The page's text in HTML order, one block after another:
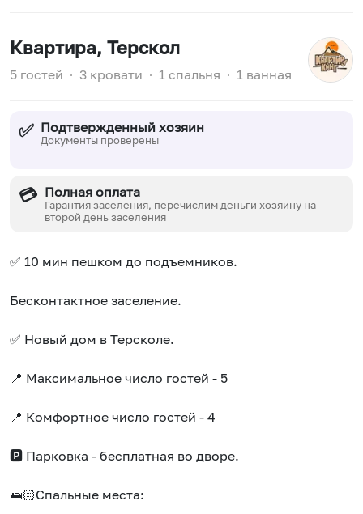
Квартира, Терскол
5 гостей ∙ 3 кровати ∙ 1 спальня ∙ 1 ванная
✅ Подтвержденный хозяин
Документы проверены
💳 Полная оплата
Гарантия заселения, перечислим деньги хозяину на
второй день заселения
✅ 10 мин пешком до подъемников.
Бесконтактное заселение.
✅ Новый дом в Терсколе.
📍 Максимальное число гостей - 5
📍 Комфортное число гостей - 4
🅿️ Парковка - бесплатная во дворе.
🛌🏻Спальные места: